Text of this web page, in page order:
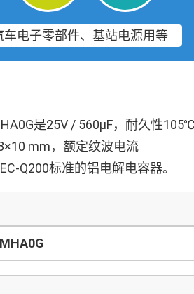
车电子零部件、基站电源用等
是25V / 560µF，耐久性
mm，额定纹波电流
Q200标准的铝电解电容器。